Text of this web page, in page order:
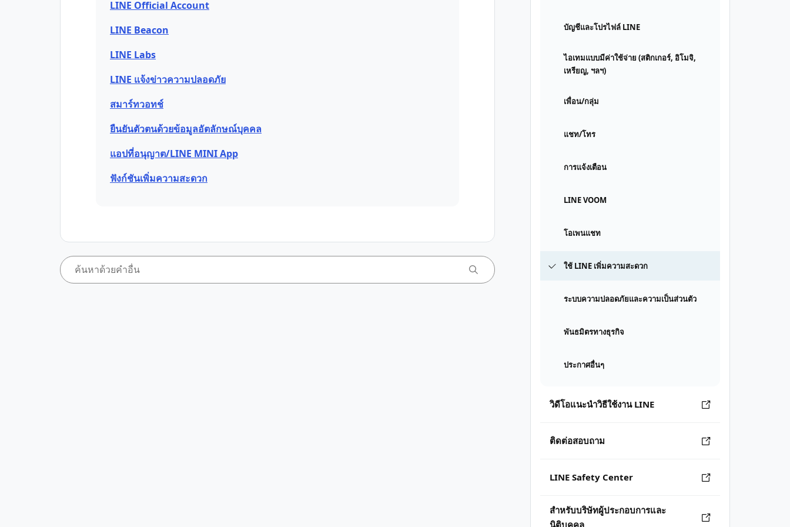
บัญชีและโปรไฟล์ LINE
ไอเทมแบบมีค่าใช้จ่าย (สติกเกอร์, อิโมจิ,
เหรียญ, ฯลฯ)
เพื่อน/กลุ่ม
แชท/โทร
การแจ้งเตือน
LINE VOOM
โอเพนแชท
ใช้ LINE เพิ่มความสะดวก
ระบบความปลอดภัยและความเป็นส่วนตัว
พันธมิตรทางธุรกิจ
ประกาศอื่นๆ
วิดีโอแนะนำวิธีใช้งาน LINE
ติดต่อสอบถาม
LINE Safety Center
สำหรับบริษัทผู้ประกอบการและ
นิติบุคคล
LINE Official Account
LINE Beacon
LINE Labs
LINE แจ้งข่าวความปลอดภัย
สมาร์ทวอทช์
ยืนยันตัวตนด้วยข้อมูลอัตลักษณ์บุคคล
แอปที่อนุญาต/LINE MINI App
ฟังก์ชันเพิ่มความสะดวก